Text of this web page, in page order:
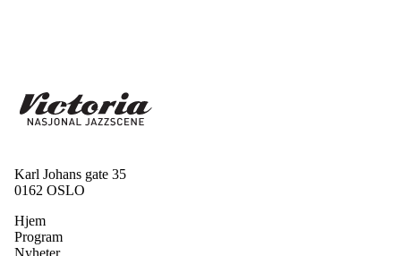
Karl Johans gate 35
0162 OSLO
Hjem
Program
Nyheter